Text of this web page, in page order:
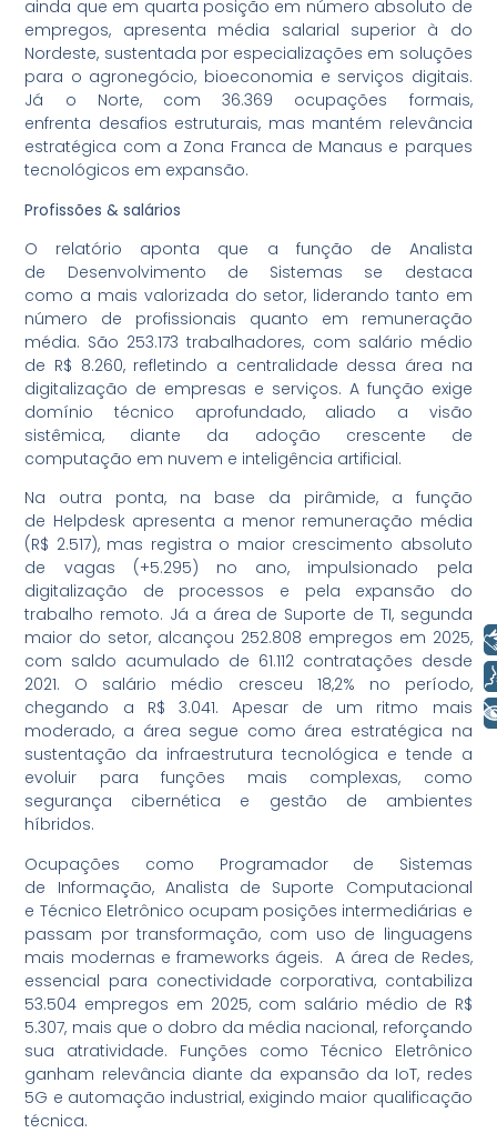
ainda que em quarta posição em número absoluto de
empregos, apresenta média salarial superior à do
Nordeste, sustentada por especializações em soluções
para o agronegócio, bioeconomia e serviços digitais.
Já o Norte, com 36.369 ocupações formais,
enfrenta desafios estruturais, mas mantém relevância
estratégica com a Zona Franca de Manaus e parques
tecnológicos em expansão.
Profissões & salários
O relatório aponta que a função de Analista
de Desenvolvimento de Sistemas se destaca
como a mais valorizada do setor, liderando tanto em
número de profissionais quanto em remuneração
média. São 253.173 trabalhadores, com salário médio
de R$ 8.260, refletindo a centralidade dessa área na
digitalização de empresas e serviços. A função exige
domínio técnico aprofundado, aliado a visão
sistêmica, diante da adoção crescente de
computação em nuvem e inteligência artificial.
Na outra ponta, na base da pirâmide, a função
de Helpdesk apresenta a menor remuneração média
(R$ 2.517), mas registra o maior crescimento absoluto
de vagas (+5.295) no ano, impulsionado pela
digitalização de processos e pela expansão do
trabalho remoto. Já a área de Suporte de TI, segunda
maior do setor, alcançou 252.808 empregos em 2025,
com saldo acumulado de 61.112 contratações desde
2021. O salário médio cresceu 18,2% no período,
chegando a R$ 3.041. Apesar de um ritmo mais
moderado, a área segue como área estratégica na
sustentação da infraestrutura tecnológica e tende a
evoluir para funções mais complexas, como
segurança cibernética e gestão de ambientes
híbridos.
Ocupações como Programador de Sistemas
de Informação, Analista de Suporte Computacional
e Técnico Eletrônico ocupam posições intermediárias e
passam por transformação, com uso de linguagens
mais modernas e frameworks ágeis. A área de Redes,
essencial para conectividade corporativa, contabiliza
53.504 empregos em 2025, com salário médio de R$
5.307, mais que o dobro da média nacional, reforçando
sua atratividade. Funções como Técnico Eletrônico
ganham relevância diante da expansão da IoT, redes
5G e automação industrial, exigindo maior qualificação
técnica.
Libras
Voz
+ Acessibilidade